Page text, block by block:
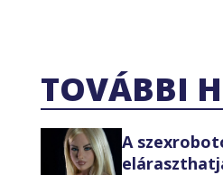
TOVÁBBI
A